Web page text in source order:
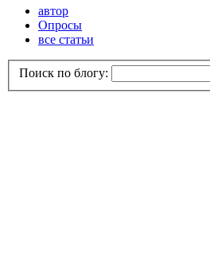
автор
Опросы
все статьи
Поиск по блогу: